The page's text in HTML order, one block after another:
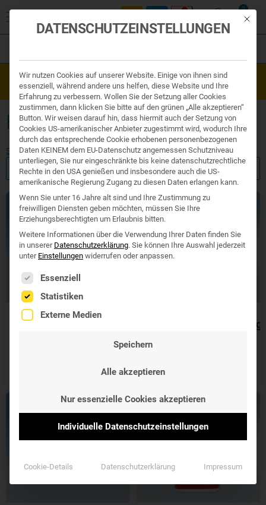
0
Organe & Organ Uhr
Traditionelle Medizin
Nahrungsergänzung
Kosmetik und Hygiene
Ihr Apotheker
Westend Online-Shop: Sicher, schnell und 24/7 für Sie da!
Gratisversand ab €50
HALSWEH
Start/ Produkte verschlagwortet mit „Halsweh“
FILTER ANZEIGEN
BoxaGrippal®
Hexoral®Gurgellösung
Rachentherapeutikum
TTM
Mit
DATENSCHUTZEINSTELLUNGEN
Wir nutzen Cookies auf unserer Website. Einige von ihnen sind
essenziell, während andere uns helfen, diese Website und Ihre
Erfahrung zu verbessern. Wollen Sie der Setzung aller Cookies
zustimmen, dann klicken Sie bitte auf den grünen „Alle akzeptieren“
Button. Wir weisen darauf hin, dass hiermit auch der Setzung von
Cookies US-amerikanischer Anbieter zugestimmt wird, wodurch Ihre
durch das entsprechende Cookie erhobenen personenbezogenen
Daten KEINEM dem EU-Datenschutz angemessen Schutzniveau
unterliegen, Sie nur eingeschränkte bis keine datenschutzrechtliche
Rechte in den USA genießen und insbesondere auch die US-
amerikanische Regierung Zugang zu diesen Daten erlangen kann.
Wenn Sie unter 16 Jahre alt sind und Ihre Zustimmung zu
freiwilligen Diensten geben möchten, müssen Sie Ihre
Erziehungsberechtigten um Erlaubnis bitten.
Weitere Informationen über die Verwendung Ihrer Daten finden Sie
in unserer Datenschutzerklärung. Sie können Ihre Auswahl jederzeit
unter Einstellungen widerrufen oder anpassen.
Es folgt eine Liste der Service-Gruppen, für die eine
Essenziell
Statistiken
Externe Medien
Speichern
Alle akzeptieren
Nur essenzielle Cookies akzeptieren
Individuelle Datenschutzeinstellungen
Cookie-Details Datenschutzerklärung Impressum